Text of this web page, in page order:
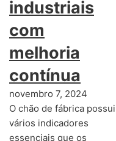
industriais
com
melhoria
contínua
novembro 7, 2024
O chão de fábrica possui
vários indicadores
essenciais que os